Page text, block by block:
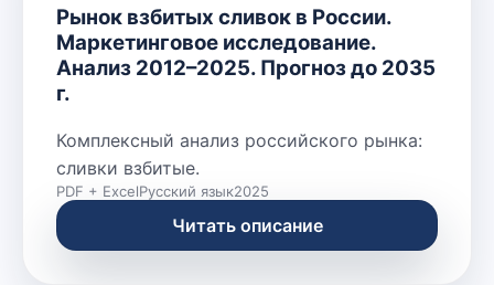
Рынок взбитых сливок в России.
Маркетинговое исследование.
Анализ 2012–2025. Прогноз до 2035
г.
Комплексный анализ российского рынка:
сливки взбитые.
PDF + ExcelРусский язык2025
Читать описание